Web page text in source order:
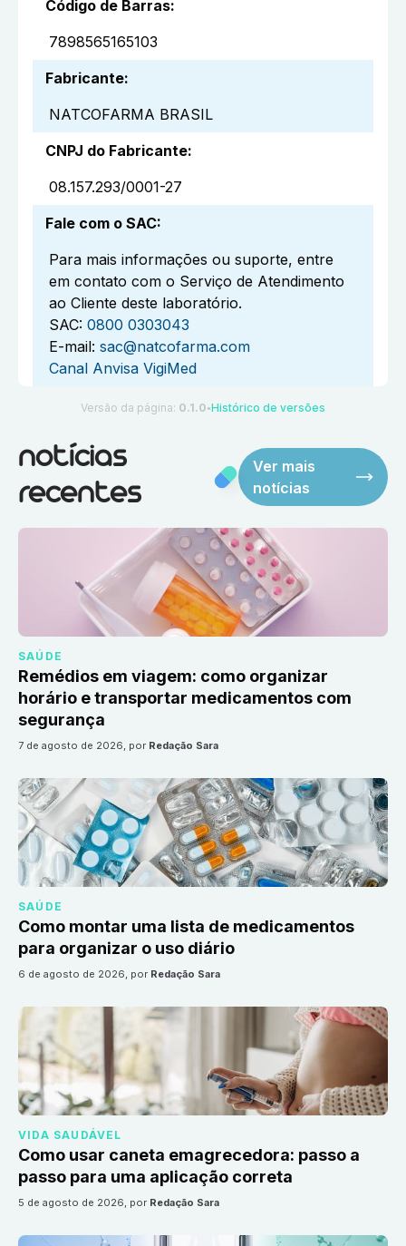
Código de Barras:
7898565165103
Fabricante:
NATCOFARMA BRASIL
CNPJ do Fabricante:
08.157.293/0001-27
Fale com o SAC:
Para mais informações ou suporte, entre
em contato com o Serviço de Atendimento
ao Cliente deste laboratório.
SAC: 0800 0303043
E-mail: sac@natcofarma.com
Canal Anvisa VigiMed
Versão da página: 0.1.0 ●Histórico de versões
notícias
recentes
Ver mais
notícias
SAÚDE
Remédios em viagem: como organizar
horário e transportar medicamentos com
segurança
7 de agosto de 2026, por Redação Sara
SAÚDE
Como montar uma lista de medicamentos
para organizar o uso diário
6 de agosto de 2026, por Redação Sara
VIDA SAUDÁVEL
Como usar caneta emagrecedora: passo a
passo para uma aplicação correta
5 de agosto de 2026, por Redação Sara